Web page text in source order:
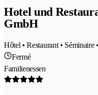
Hotel und
GmbH
Hôtel • Restaurant • Séminaire
Fermé
Familienessen